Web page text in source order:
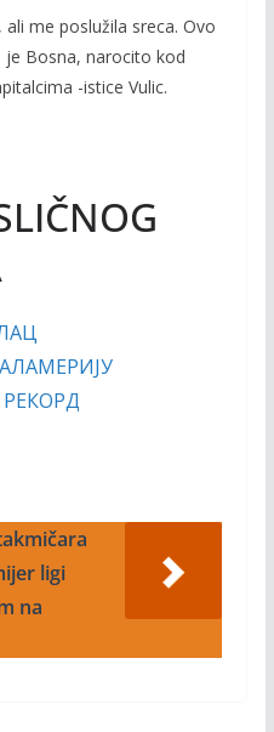
me poslužila sreca. Ovo
Bosna, narocito kod
-istice Vulic.
ligi
na